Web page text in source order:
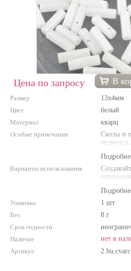
Шнуры, ленты, нитки
По темам и сезонам
Бисер TOHO
Нетемнеющая
Всё для вышивки
Натуральные камни
Каталог
Цена по запросу В
Размер
13х4мм
Цвет
белый
Материал
кварц
Особые примечания
Сколы и
являются
товара
Варианты использования
размеры.
Упаковка
1 шт
Вес
8 г
Срок годности
Наличие
нет в
Артикул